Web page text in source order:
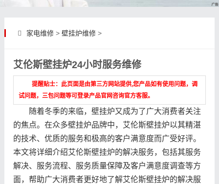
家电维修> 壁挂炉维修>
艾伦斯壁挂炉24小时服务维修
提醒贴士：此页面是由第三方网站提供,您产品如有使用问题，调
试问题，三包问题等可登录产品官网咨询官方客服。
随着冬季的来临，壁挂炉又成为了广大消费者关注
的焦点。在众多壁挂炉品牌中，艾伦斯壁挂炉以其精湛
的技术、优质的服务和极高的客户满意度而广受好评。
本文将详细介绍艾伦斯壁挂炉的解决服务，包括其服务
解决、服务流程、服务质量保障及客户满意度调查等方
面，帮助广大消费者更好地了解艾伦斯壁挂炉的解决服